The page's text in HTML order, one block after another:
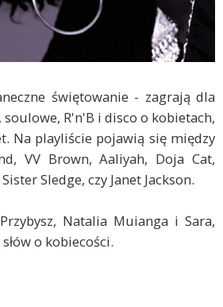
świętowanie - zagrają dla
R'n'B i disco o kobietach,
Na playliście pojawią się między
VV Brown, Aaliyah, Doja Cat,
Sledge, czy Janet Jackson.
Natalia Muianga i Sara,
o kobiecości.